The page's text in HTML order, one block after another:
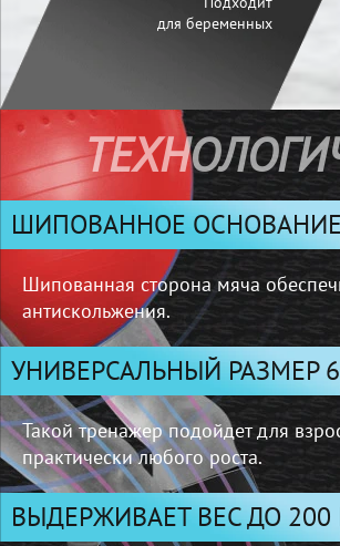
для беременных
ШИПОВАННОЕ ОСНОВАНИЕ
Шипованная сторона мяча
антискольжения.
УНИВЕРСАЛЬНЫЙ РАЗМЕР
Такой тренажер подойдет для
практически любого роста.
ВЫДЕРЖИВАЕТ ВЕС ДО 200